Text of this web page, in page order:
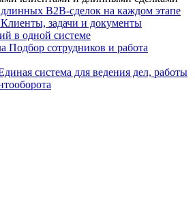
B2B-сделок на каждом этапе
Клиенты, задачи и документы
в одной системе
Подбор сотрудников и работа
система для ведения дел, работы